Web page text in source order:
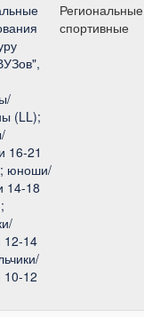
(LL);
16-21
юноши/
14-18
12-14
10-12
Региональные
спортивные